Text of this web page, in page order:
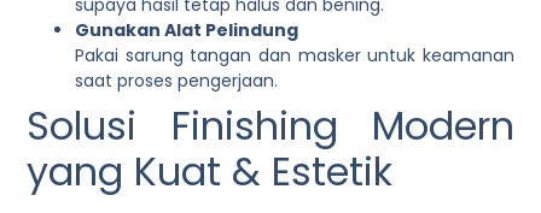
supaya hasil tetap halus dan bening.
Gunakan Alat Pelindung
Pakai sarung tangan dan masker untuk keamanan
saat proses pengerjaan.
Solusi Finishing Modern
yang Kuat & Estetik